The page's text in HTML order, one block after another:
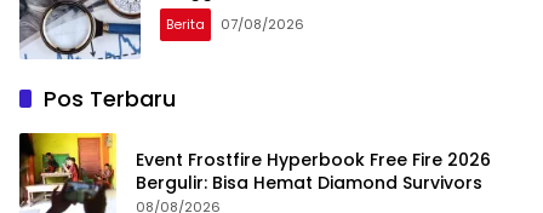
Berita 07/08/2026
Pos Terbaru
Event Frostfire Hyperbook Free Fire 2026
Bergulir: Bisa Hemat Diamond Survivors
08/08/2026